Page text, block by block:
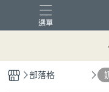
選單
母親節蛋糕 父親節
部落格